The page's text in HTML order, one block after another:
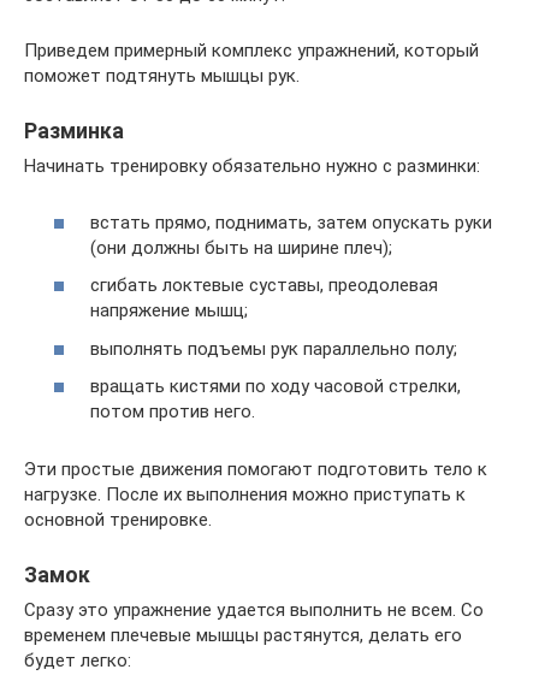
Приведем примерный комплекс упражнений, который
поможет подтянуть мышцы рук.
Разминка
Начинать тренировку обязательно нужно с разминки:
встать прямо, поднимать, затем опускать руки
(они должны быть на ширине плеч);
сгибать локтевые суставы, преодолевая
напряжение мышц;
выполнять подъемы рук параллельно полу;
вращать кистями по ходу часовой стрелки,
потом против него.
Эти простые движения помогают подготовить тело к
нагрузке. После их выполнения можно приступать к
основной тренировке.
Замок
Сразу это упражнение удается выполнить не всем. Со
временем плечевые мышцы растянутся, делать его
будет легко: